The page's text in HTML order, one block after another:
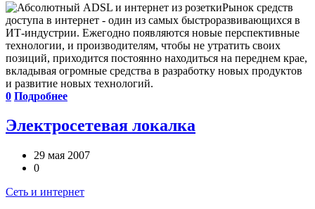
Рынок средств
доступа в интернет - один из самых быстроразвивающихся в
ИТ-индустрии. Ежегодно появляются новые перспективные
технологии, и производителям, чтобы не утратить своих
позиций, приходится постоянно находиться на переднем крае,
вкладывая огромные средства в разработку новых продуктов
и развитие новых технологий.
0 Подробнее
Электросетевая локалка
29 мая 2007
0
Сеть и интернет